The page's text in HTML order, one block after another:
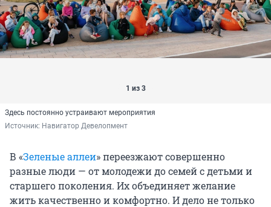
1 из 3
Здесь постоянно устраивают мероприятия
Источник: Навигатор Девелопмент
В «Зеленые аллеи» переезжают совершенно
разные люди — от молодежи до семей с детьми и
старшего поколения. Их объединяет желание
жить качественно и комфортно. И дело не только